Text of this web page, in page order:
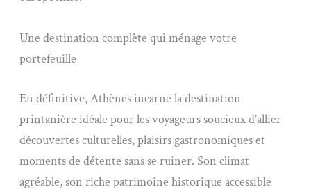
Une destination complète qui ménage votre
portefeuille
En définitive, Athènes incarne la destination
printanière idéale pour les voyageurs soucieux d’allier
découvertes culturelles, plaisirs gastronomiques et
moments de détente sans se ruiner. Son climat
agréable, son riche patrimoine historique accessible